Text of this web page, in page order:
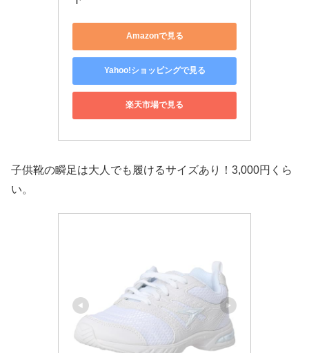
Amazonで見る
Yahoo!ショッピングで見る
楽天市場で見る
子供靴の瞬足は大人でも履けるサイズあり！3,000円くら
い。